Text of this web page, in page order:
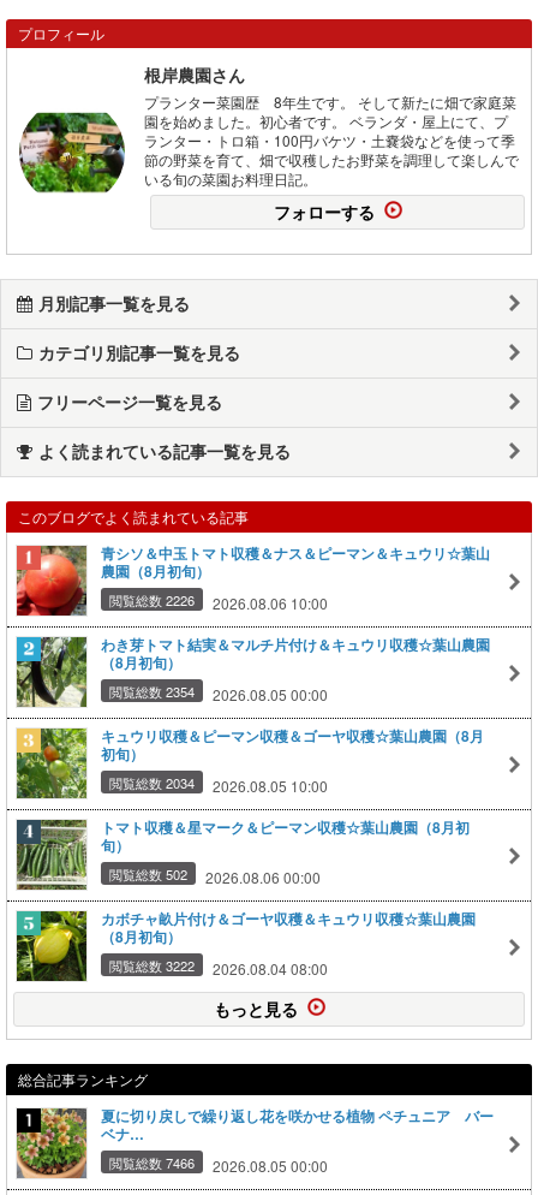
プロフィール
根岸農園さん
プランター菜園歴 8年生です。 そして新たに畑で家庭菜
園を始めました。初心者です。 ベランダ・屋上にて、プ
ランター・トロ箱・100円バケツ・土嚢袋などを使って季
節の野菜を育て、畑で収穫したお野菜を調理して楽しんで
いる旬の菜園お料理日記。
フォローする
月別記事一覧を見る
カテゴリ別記事一覧を見る
フリーページ一覧を見る
よく読まれている記事一覧を見る
このブログでよく読まれている記事
青シソ＆中玉トマト収穫＆ナス＆ピーマン＆キュウリ☆葉山
農園（8月初旬）
閲覧総数 2226 2026.08.06 10:00
わき芽トマト結実＆マルチ片付け＆キュウリ収穫☆葉山農園
（8月初旬）
閲覧総数 2354 2026.08.05 00:00
キュウリ収穫＆ピーマン収穫＆ゴーヤ収穫☆葉山農園（8月
初旬）
閲覧総数 2034 2026.08.05 10:00
トマト収穫＆星マーク＆ピーマン収穫☆葉山農園（8月初
旬）
閲覧総数 502 2026.08.06 00:00
カボチャ畝片付け＆ゴーヤ収穫＆キュウリ収穫☆葉山農園
（8月初旬）
閲覧総数 3222 2026.08.04 08:00
もっと見る
総合記事ランキング
夏に切り戻しで繰り返し花を咲かせる植物 ペチュニア バー
ベナ…
閲覧総数 7466 2026.08.05 00:00